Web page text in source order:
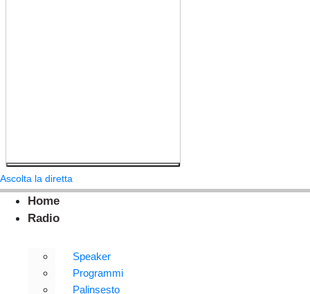
Ascolta la diretta
Home
Radio
Speaker
Programmi
Palinsesto